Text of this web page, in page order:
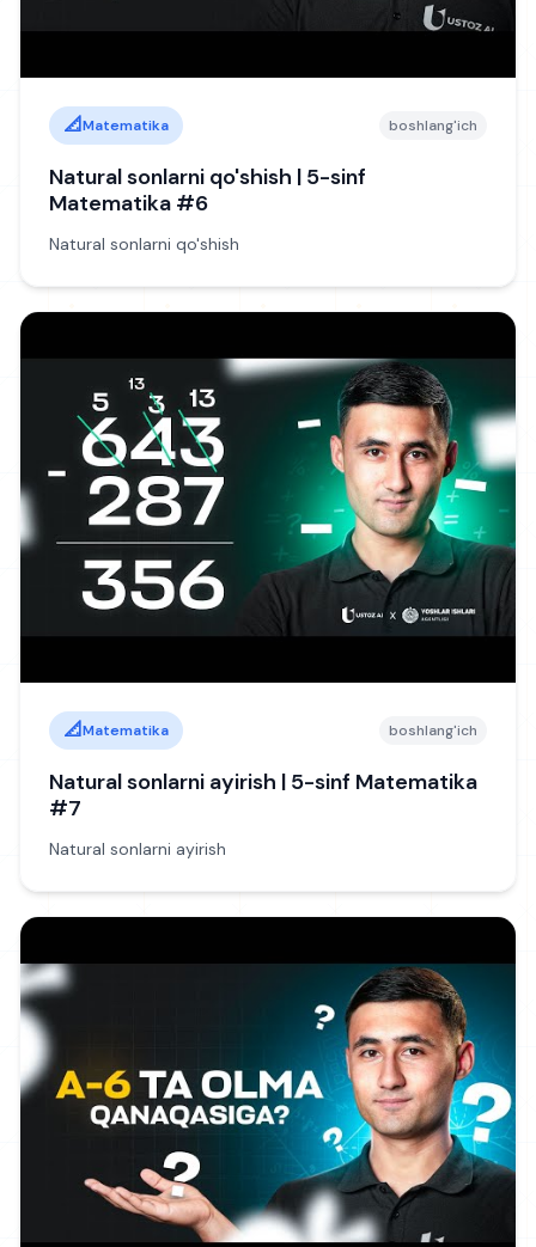
📐Matematika boshlang'ich
Natural sonlarni qo'shish | 5-sinf
Matematika #6
Natural sonlarni qo'shish
📐Matematika boshlang'ich
Natural sonlarni ayirish | 5-sinf Matematika
#7
Natural sonlarni ayirish